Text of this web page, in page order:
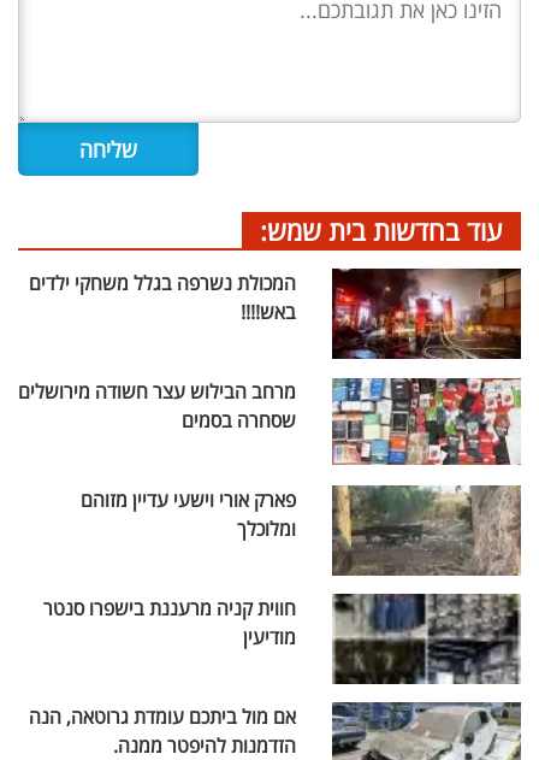
עוד בחדשות בית שמש:
המכולת נשרפה בגלל משחקי ילדים
באש!!!!
מרחב הבילוש עצר חשודה מירושלים
שסחרה בסמים
פארק אורי וישעי עדיין מזוהם
ומלוכלך
חווית קניה מרעננת בישפרו סנטר
מודיעין
אם מול ביתכם עומדת גרוטאה, הנה
הזדמנות להיפטר ממנה.